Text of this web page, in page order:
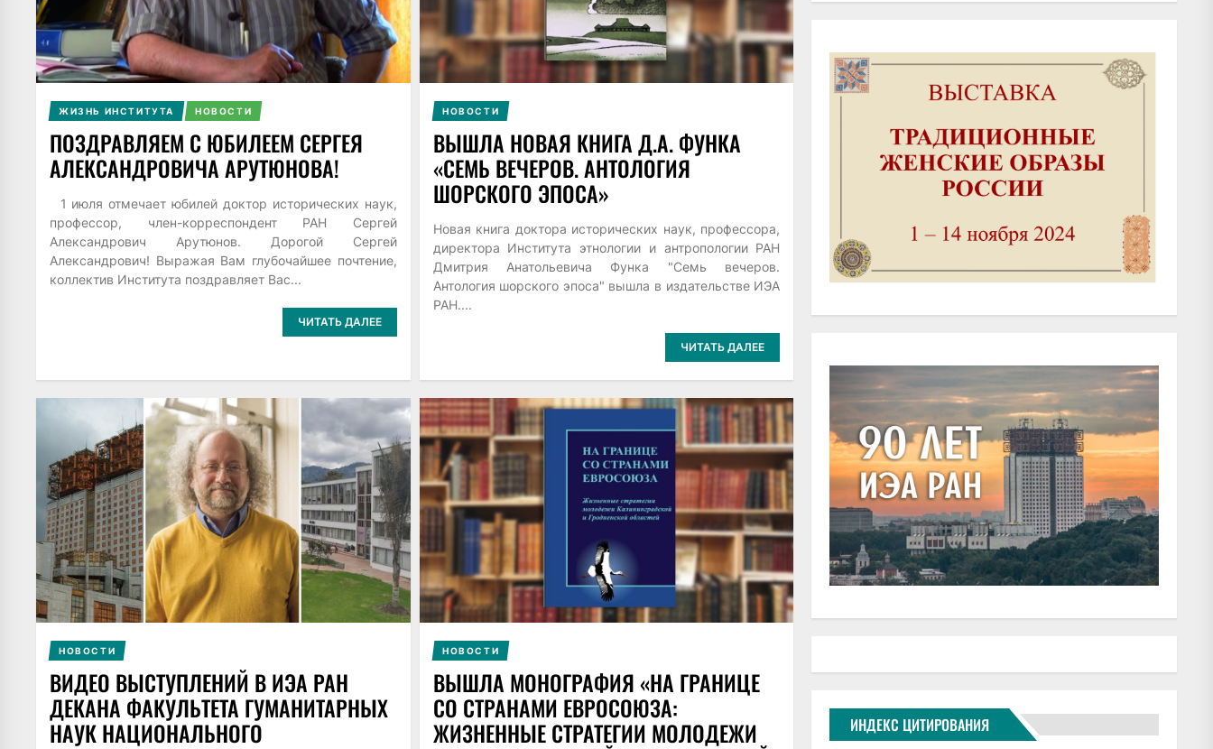
ЖИЗНЬ ИНСТИТУТА НОВОСТИ
ПОЗДРАВЛЯЕМ С ЮБИЛЕЕМ СЕРГЕЯ
АЛЕКСАНДРОВИЧА АРУТЮНОВА!
1 июля отмечает юбилей доктор исторических наук,
профессор, член-корреспондент РАН Сергей
Александрович Арутюнов. Дорогой Сергей
Александрович! Выражая Вам глубочайшее почтение,
коллектив Института поздравляет Вас...
ЧИТАТЬ ДАЛЕЕ
НОВОСТИ
ВЫШЛА НОВАЯ КНИГА Д.А. ФУНКА
«СЕМЬ ВЕЧЕРОВ. АНТОЛОГИЯ
ШОРСКОГО ЭПОСА»
Новая книга доктора исторических наук, профессора,
директора Института этнологии и антропологии РАН
Дмитрия Анатольевича Функа "Семь вечеров.
Антология шорского эпоса" вышла в издательстве ИЭА
РАН....
ЧИТАТЬ ДАЛЕЕ
НОВОСТИ
ВИДЕО ВЫСТУПЛЕНИЙ В ИЭА РАН
ДЕКАНА ФАКУЛЬТЕТА ГУМАНИТАРНЫХ
НАУК НАЦИОНАЛЬНОГО
НОВОСТИ
ВЫШЛА МОНОГРАФИЯ «НА ГРАНИЦЕ
СО СТРАНАМИ ЕВРОСОЮЗА:
ЖИЗНЕННЫЕ СТРАТЕГИИ МОЛОДЕЖИ ИНДЕКС ЦИТИРОВАНИЯ